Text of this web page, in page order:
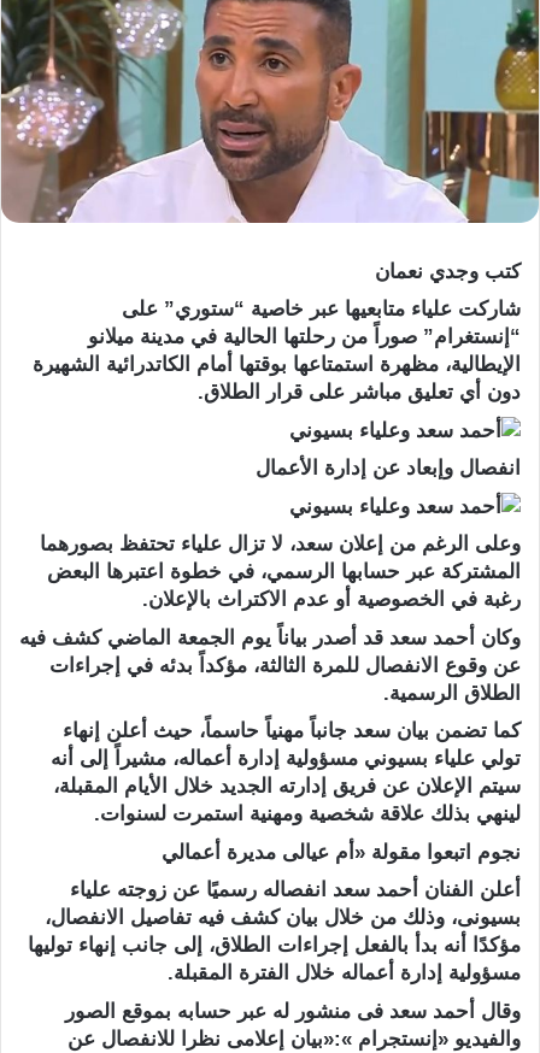
كتب وجدي نعمان
شاركت علياء متابعيها عبر خاصية “ستوري” على
“إنستغرام” صوراً من رحلتها الحالية في مدينة ميلانو
الإيطالية، مظهرة استمتاعها بوقتها أمام الكاتدرائية الشهيرة
دون أي تعليق مباشر على قرار الطلاق.
انفصال وإبعاد عن إدارة الأعمال
وعلى الرغم من إعلان سعد، لا تزال علياء تحتفظ بصورهما
المشتركة عبر حسابها الرسمي، في خطوة اعتبرها البعض
رغبة في الخصوصية أو عدم الاكتراث بالإعلان.
وكان أحمد سعد قد أصدر بياناً يوم الجمعة الماضي كشف فيه
عن وقوع الانفصال للمرة الثالثة، مؤكداً بدئه في إجراءات
الطلاق الرسمية.
كما تضمن بيان سعد جانباً مهنياً حاسماً، حيث أعلن إنهاء
تولي علياء بسيوني مسؤولية إدارة أعماله، مشيراً إلى أنه
سيتم الإعلان عن فريق إدارته الجديد خلال الأيام المقبلة،
لينهي بذلك علاقة شخصية ومهنية استمرت لسنوات.
نجوم اتبعوا مقولة «أم عيالى مديرة أعمالي
أعلن الفنان أحمد سعد انفصاله رسميًا عن زوجته علياء
بسيونى، وذلك من خلال بيان كشف فيه تفاصيل الانفصال،
مؤكدًا أنه بدأ بالفعل إجراءات الطلاق، إلى جانب إنهاء توليها
مسؤولية إدارة أعماله خلال الفترة المقبلة.
وقال أحمد سعد فى منشور له عبر حسابه بموقع الصور
والفيديو «إنستجرام »:«بيان إعلامى نظرا للانفصال عن